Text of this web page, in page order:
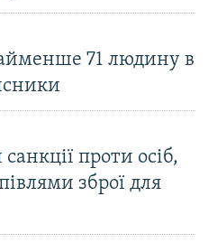
71 людину в
проти осіб,
зброї для